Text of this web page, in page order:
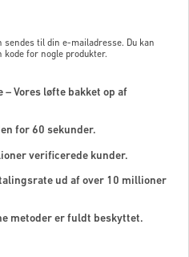
sendes til din e-mailadresse. Du kan
kode for nogle produkter.
Vores løfte bakket op af
for 60 sekunder.
verificerede kunder.
ud af over 10 millioner
metoder er fuldt beskyttet.